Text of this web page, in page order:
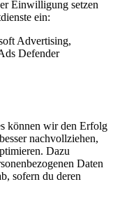
Einwilligung setzen
ein:
Advertising,
Defender
können wir den Erfolg
nachvollziehen,
Dazu
Daten
sofern du deren